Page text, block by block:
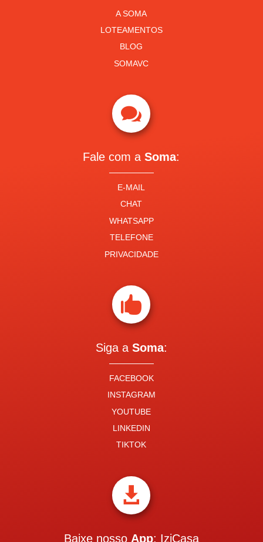
A SOMA
LOTEAMENTOS
BLOG
SOMAVC

Fale com aSoma:
E-MAIL
CHAT
WHATSAPP
TELEFONE
PRIVACIDADE

Siga a Soma:
FACEBOOK
INSTAGRAM
YOUTUBE
LINKEDIN
TIKTOK

Baixe nosso App: IziCasa